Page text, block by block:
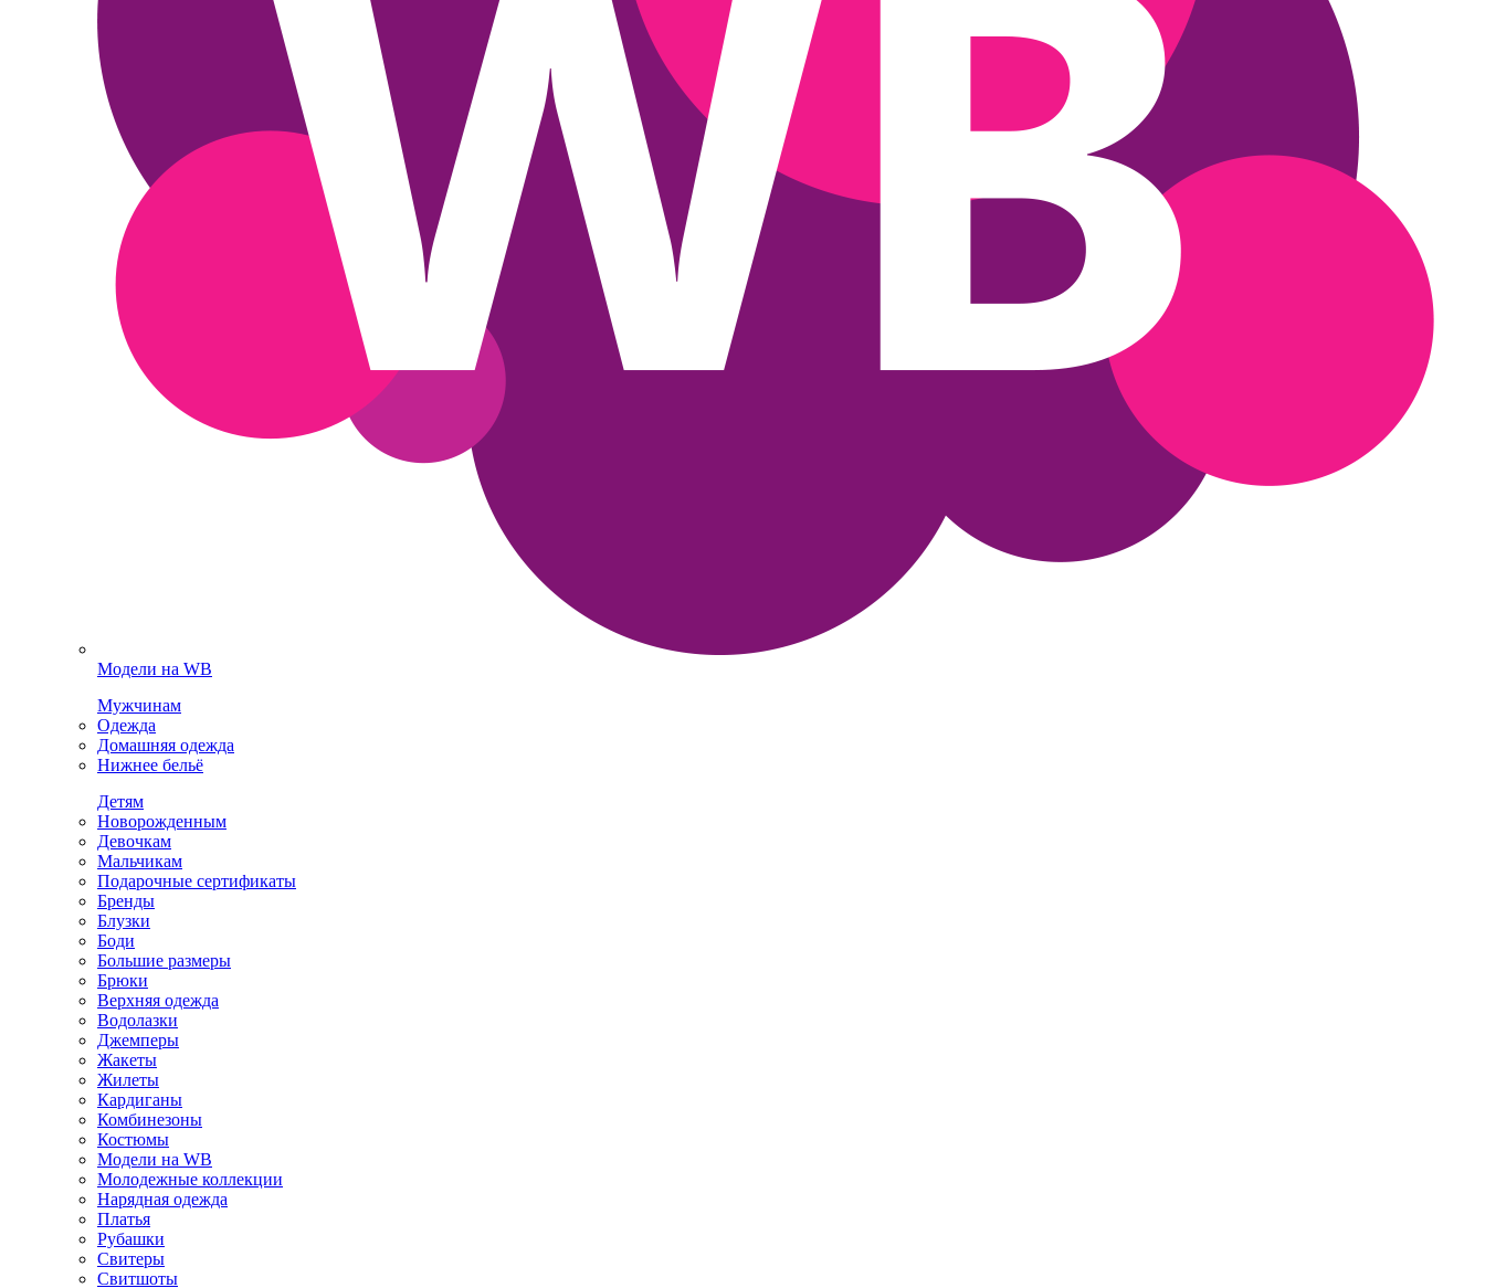
Модели на WB
Мужчинам
Одежда
Домашняя одежда
Нижнее бельё
Детям
Новорожденным
Девочкам
Мальчикам
Подарочные сертификаты
Бренды
Блузки
Боди
Большие размеры
Брюки
Верхняя одежда
Водолазки
Джемперы
Жакеты
Жилеты
Кардиганы
Комбинезоны
Костюмы
Модели на WB
Молодежные коллекции
Нарядная одежда
Платья
Рубашки
Свитеры
Свитшоты